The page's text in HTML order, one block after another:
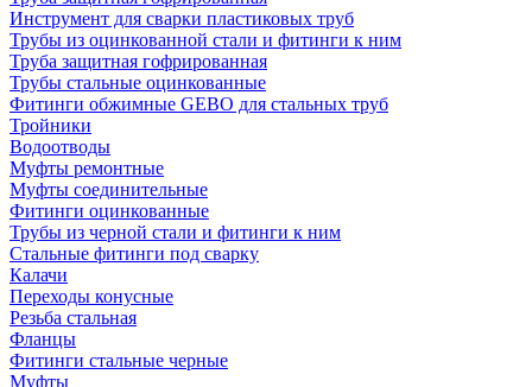
Инструмент для сварки пластиковых труб
Трубы из оцинкованной стали и фитинги к ним
Труба защитная гофрированная
Трубы стальные оцинкованные
Фитинги обжимные GEBO для стальных труб
Тройники
Водоотводы
Муфты ремонтные
Муфты соединительные
Фитинги оцинкованные
Трубы из черной стали и фитинги к ним
Стальные фитинги под сварку
Калачи
Переходы конусные
Резьба стальная
Фланцы
Фитинги стальные черные
Муфты